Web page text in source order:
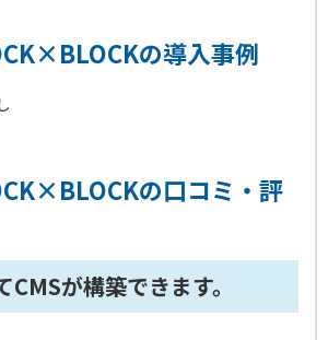
の導入事例
の口コミ・評
CMSが構築できます。